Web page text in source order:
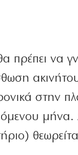
πρέπει να
στην